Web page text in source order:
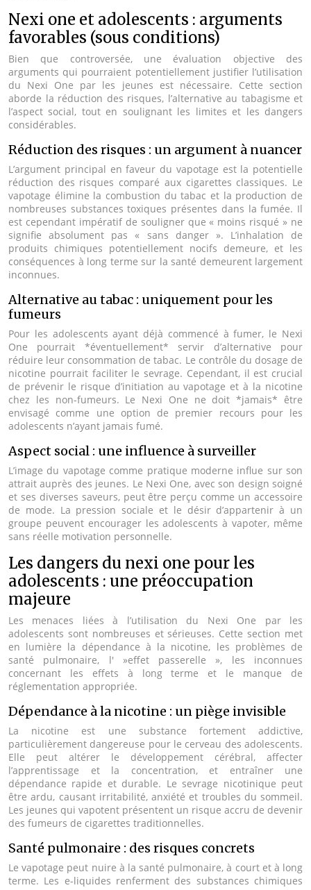
Nexi one et adolescents : arguments
favorables (sous conditions)
Bien que controversée, une évaluation objective des
arguments qui pourraient potentiellement justifier l’utilisation
du Nexi One par les jeunes est nécessaire. Cette section
aborde la réduction des risques, l’alternative au tabagisme et
l’aspect social, tout en soulignant les limites et les dangers
considérables.
Réduction des risques : un argument à nuancer
L’argument principal en faveur du vapotage est la potentielle
réduction des risques comparé aux cigarettes classiques. Le
vapotage élimine la combustion du tabac et la production de
nombreuses substances toxiques présentes dans la fumée. Il
est cependant impératif de souligner que « moins risqué » ne
signifie absolument pas « sans danger ». L’inhalation de
produits chimiques potentiellement nocifs demeure, et les
conséquences à long terme sur la santé demeurent largement
inconnues.
Alternative au tabac : uniquement pour les
fumeurs
Pour les adolescents ayant déjà commencé à fumer, le Nexi
One pourrait *éventuellement* servir d’alternative pour
réduire leur consommation de tabac. Le contrôle du dosage de
nicotine pourrait faciliter le sevrage. Cependant, il est crucial
de prévenir le risque d’initiation au vapotage et à la nicotine
chez les non-fumeurs. Le Nexi One ne doit *jamais* être
envisagé comme une option de premier recours pour les
adolescents n’ayant jamais fumé.
Aspect social : une influence à surveiller
L’image du vapotage comme pratique moderne influe sur son
attrait auprès des jeunes. Le Nexi One, avec son design soigné
et ses diverses saveurs, peut être perçu comme un accessoire
de mode. La pression sociale et le désir d’appartenir à un
groupe peuvent encourager les adolescents à vapoter, même
sans réelle motivation personnelle.
Les dangers du nexi one pour les
adolescents : une préoccupation
majeure
Les menaces liées à l’utilisation du Nexi One par les
adolescents sont nombreuses et sérieuses. Cette section met
en lumière la dépendance à la nicotine, les problèmes de
santé pulmonaire, l' »effet passerelle », les inconnues
concernant les effets à long terme et le manque de
réglementation appropriée.
Dépendance à la nicotine : un piège invisible
La nicotine est une substance fortement addictive,
particulièrement dangereuse pour le cerveau des adolescents.
Elle peut altérer le développement cérébral, affecter
l’apprentissage et la concentration, et entraîner une
dépendance rapide et durable. Le sevrage nicotinique peut
être ardu, causant irritabilité, anxiété et troubles du sommeil.
Les jeunes qui vapotent présentent un risque accru de devenir
des fumeurs de cigarettes traditionnelles.
Santé pulmonaire : des risques concrets
Le vapotage peut nuire à la santé pulmonaire, à court et à long
terme. Les e-liquides renferment des substances chimiques